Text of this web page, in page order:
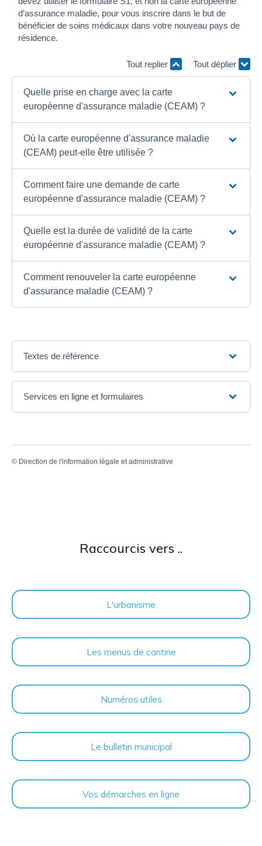
d’assurance maladie, pour vous inscrire dans le but de
bénéficier de soins médicaux dans votre nouveau pays de
résidence.
Tout replier Tout déplier
Quelle prise en charge avec la carte
européenne d'assurance maladie (CEAM) ?
Où la carte européenne d'assurance maladie
(CEAM) peut-elle être utilisée ?
Comment faire une demande de carte
européenne d'assurance maladie (CEAM) ?
Quelle est la durée de validité de la carte
européenne d'assurance maladie (CEAM) ?
Comment renouveler la carte européenne
d'assurance maladie (CEAM) ?
Textes de référence
Services en ligne et formulaires
© Direction de l'information légale et administrative
Raccourcis vers ..
L'urbanisme
Les menus de cantine
Numéros utiles
Le bulletin municipal
Vos démarches en ligne